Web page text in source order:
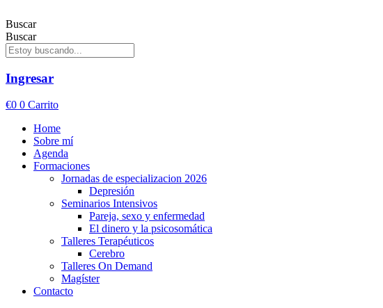
al
contenido
Buscar
Buscar
Ingresar
€0 0 Carrito
Home
Sobre mí
Agenda
Formaciones
Jornadas de especializacion 2026
Depresión
Seminarios Intensivos
Pareja, sexo y enfermedad
El dinero y la psicosomática
Talleres Terapéuticos
Cerebro
Talleres On Demand
Magíster
Contacto